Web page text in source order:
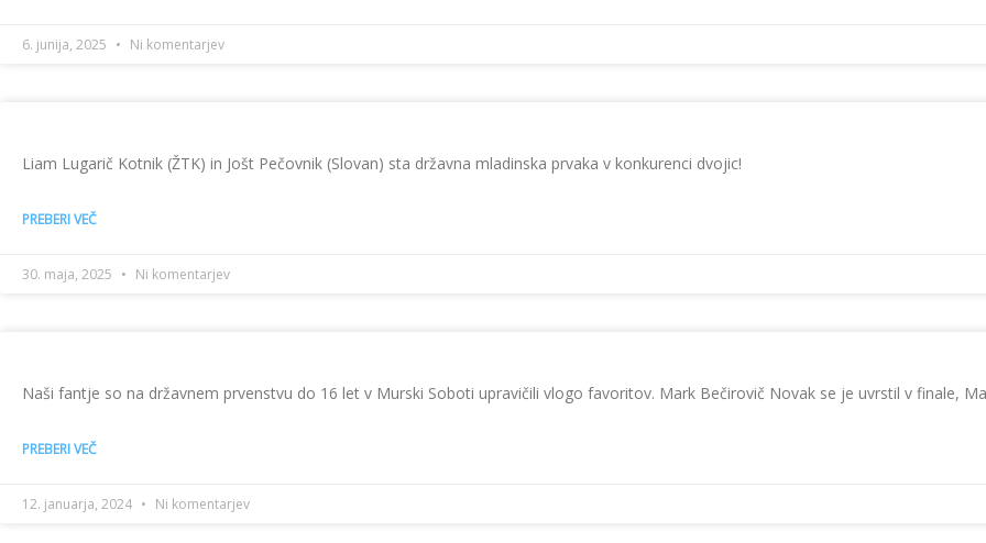
6. junija, 2025 Ni komentarjev
Liam Lugarič Kotnik (ŽTK) in Jošt Pečovnik (Slovan) sta državna mladinska prvaka v konkurenci dvojic!
PREBERI VEČ
30. maja, 2025 Ni komentarjev
Naši fantje so na državnem prvenstvu do 16 let v Murski Soboti upravičili vlogo favoritov. Mark Bečirovič Novak se je uvrstil v finale,
PREBERI VEČ
12. januarja, 2024 Ni komentarjev